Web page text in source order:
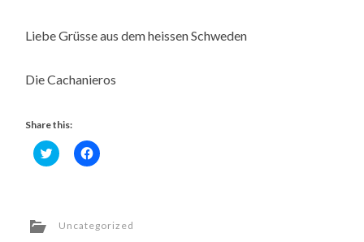
Liebe Grüsse aus dem heissen Schweden
Die Cachanieros
Share this:
Click
to
new
Click
to
new
Uncategorized